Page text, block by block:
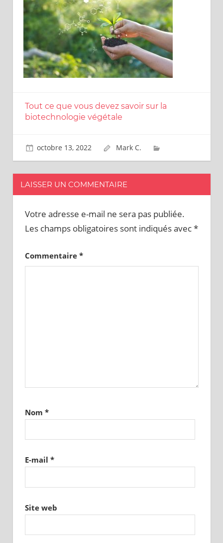
Tout ce que vous devez savoir sur la
biotechnologie végétale
octobre 13, 2022 Mark C.
LAISSER UN COMMENTAIRE
Votre adresse e-mail ne sera pas publiée.
Les champs obligatoires sont indiqués avec*
Commentaire *
Nom *
E-mail *
Site web